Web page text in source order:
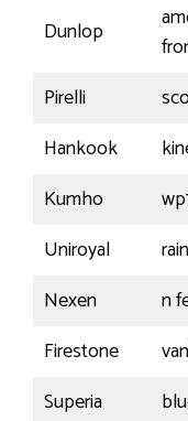
Dunlop
Pirelli
Hankook
Kumho
Uniroyal
Nexen
n
Firestone
Superia